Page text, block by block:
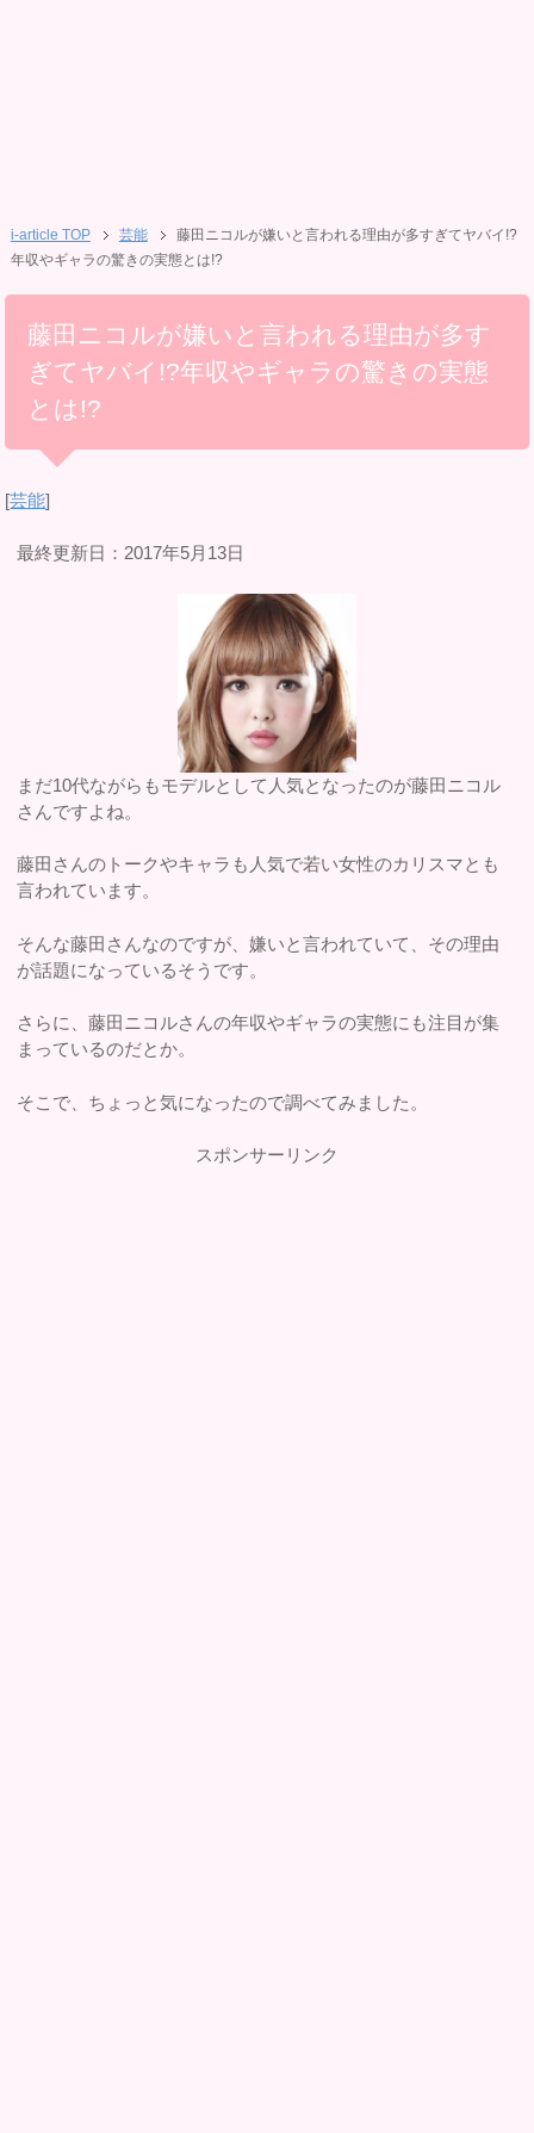
i-article TOP 芸能
藤田ニコルが嫌いと言われる理由が多すぎてヤバイ!?
年収やギャラの驚きの実態とは!?
藤田ニコルが嫌いと言われる理由が多す
ぎてヤバイ!?年収やギャラの驚きの実態
とは!?
[芸能]
最終更新日：2017年5月13日
まだ10代ながらもモデルとして人気となったのが藤田ニコル
さんですよね。
藤田さんのトークやキャラも人気で若い女性のカリスマとも
言われています。
そんな藤田さんなのですが、嫌いと言われていて、その理由
が話題になっているそうです。
さらに、藤田ニコルさんの年収やギャラの実態にも注目が集
まっているのだとか。
そこで、ちょっと気になったので調べてみました。
スポンサーリンク